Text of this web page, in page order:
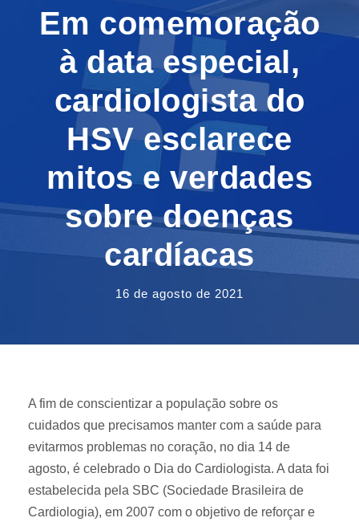
Em comemoração
à data especial,
cardiologista do
HSV esclarece
mitos e verdades
sobre doenças
cardíacas
16 de agosto de 2021
A fim de conscientizar a população sobre os
cuidados que precisamos manter com a saúde para
evitarmos problemas no coração, no dia 14 de
agosto, é celebrado o Dia do Cardiologista. A data foi
estabelecida pela SBC (Sociedade Brasileira de
Cardiologia), em 2007 com o objetivo de reforçar e